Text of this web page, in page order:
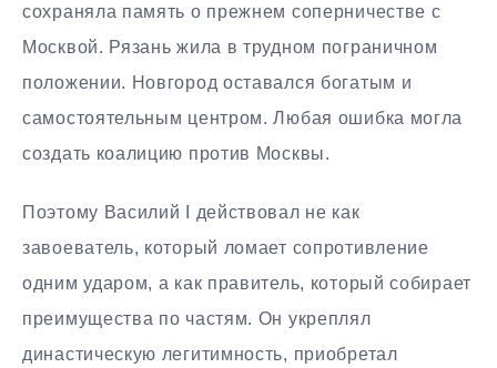
сохраняла память о прежнем соперничестве с
Москвой. Рязань жила в трудном пограничном
положении. Новгород оставался богатым и
самостоятельным центром. Любая ошибка могла
создать коалицию против Москвы.
Поэтому Василий I действовал не как
завоеватель, который ломает сопротивление
одним ударом, а как правитель, который собирает
преимущества по частям. Он укреплял
династическую легитимность, приобретал